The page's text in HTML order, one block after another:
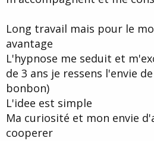
Long travail mais pour le
avantage
L'hypnose me seduit et
de 3 ans je ressens l'envie
bonbon)
L'idee est simple
Ma curiosité et mon envie
cooperer